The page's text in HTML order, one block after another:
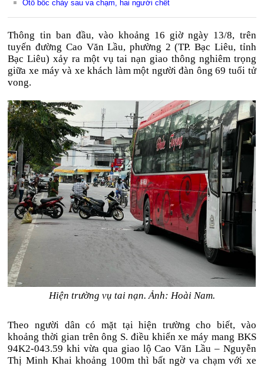
Ôtô bốc cháy sau va chạm, hai người chết
Thông tin ban đầu, vào khoảng 16 giờ ngày 13/8, trên
tuyến đường Cao Văn Lầu, phường 2 (TP. Bạc Liêu, tỉnh
Bạc Liêu) xảy ra một vụ tai nạn giao thông nghiêm trọng
giữa xe máy và xe khách làm một người đàn ông 69 tuổi tử
vong.
Hiện trường vụ tai nạn. Ảnh: Hoài Nam.
Theo người dân có mặt tại hiện trường cho biết, vào
khoảng thời gian trên ông S. điều khiển xe máy mang BKS
94K2-043.59 khi vừa qua giao lộ Cao Văn Lầu – Nguyễn
Thị Minh Khai khoảng 100m thì bất ngờ va chạm với xe